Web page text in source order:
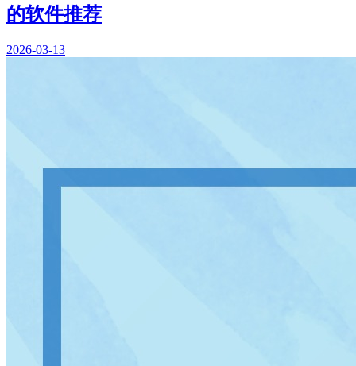
的软件推荐
2026-03-13